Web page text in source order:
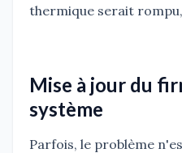
thermique serait
Mise à jour du
système
Parfois, le problème